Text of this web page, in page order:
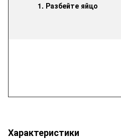
1. Разбейте яйцо
Характеристики